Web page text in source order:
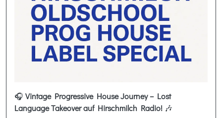
🎧 Vintage Progressive House Journey – Lost
Language Takeover auf Hirschmilch Radio! 🎶